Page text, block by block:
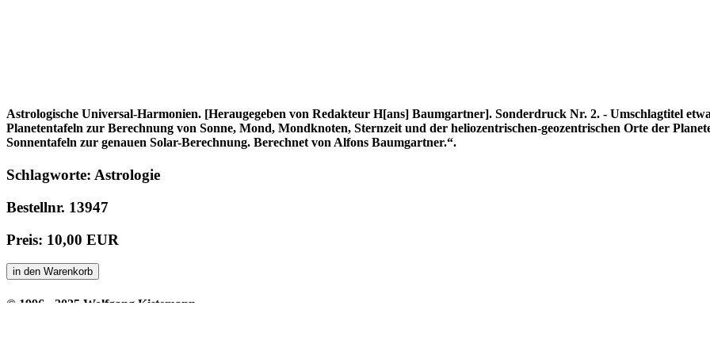
Astrologische Universal-Harmonien. [Heraugegeben von Redakteur H[ans] Baumgartner]. Sonderdruck Nr. 2. - Umschlagtitel
Planetentafeln zur Berechnung von Sonne, Mond, Mondknoten, Sternzeit und der heliozentrischen-geozentrischen Orte der
Sonnentafeln zur genauen Solar-Berechnung. Berechnet von Alfons Baumgartner.“.
Schlagworte: Astrologie
Bestellnr. 13947
Preis: 10,00 EUR
in den Warenkorb
© 1996 - 2025 Wolfgang Kistemann